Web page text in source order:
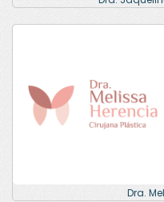
Dra.